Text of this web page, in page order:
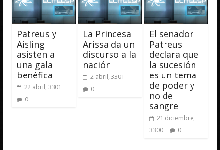
Patreus y
Aisling
asisten a
una gala
benéfica
22 abril, 3301
0
La Princesa
Arissa da un
discurso a la
nación
2 abril, 3301
0
El senador
Patreus
declara que
la sucesión
es un tema
de poder y
no de
sangre
21 diciembre,
3300
0